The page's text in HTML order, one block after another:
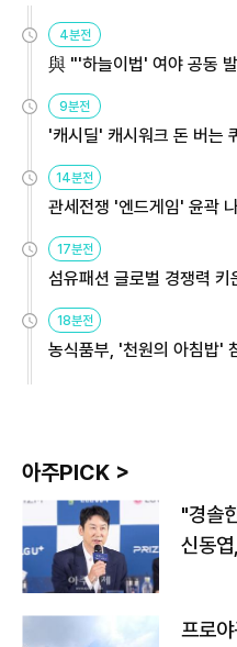
4분전
與 "'하늘이법' 여야 공동
9분전
'캐시딜' 캐시워크 돈 버는
14분전
관세전쟁 '엔드게임' 윤곽
용해야
17분전
섬유패션 글로벌 경쟁력
원
18분전
농식품부, '천원의 아침밥'
아주PICK >
"경솔
신동
프로